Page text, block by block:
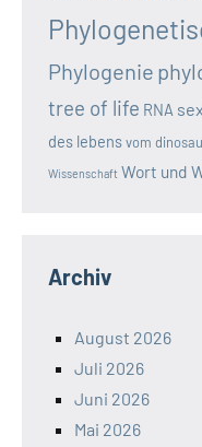
Phylogenie
tree of life RNA sex
des lebensvom
Wissenschaft Wort und
Archiv
August 2026
Juli 2026
Juni 2026
Mai 2026